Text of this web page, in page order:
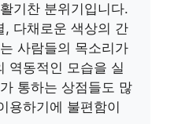
기찬 분위기입니다.
, 다채로운 색상의 간
사람들의 목소리가
역동적인 모습을 실
통하는 상점들도 많
용하기에 불편함이